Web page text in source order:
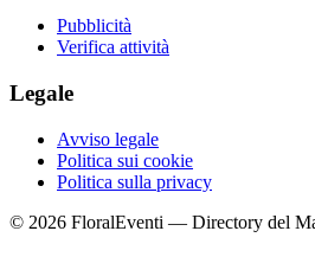
Pubblicità
Verifica attività
Legale
Avviso legale
Politica sui cookie
Politica sulla privacy
© 2026 FloralEventi — Directory del